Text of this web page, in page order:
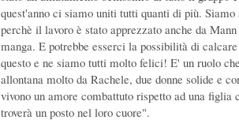
quest'anno ci siamo uniti tutti quanti di più.
perchè il lavoro è stato apprezzato anche da
manga. E potrebbe esserci la possibilità di
questo e ne siamo tutti molto felici! E' un ruolo
allontana molto da Rachele, due donne solide e
vivono un amore combattuto rispetto ad una figlia
troverà un posto nel loro cuore".